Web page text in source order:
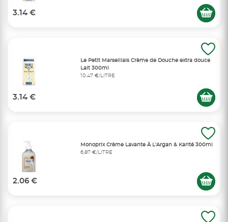
3.14 €
Le Petit Marseillais Crème de Douche extra douce
Lait 300ml
10,47 €/LITRE
3.14 €
Monoprix Crème Lavante À L'Argan & Karité 300ml
6,87 €/LITRE
2.06 €